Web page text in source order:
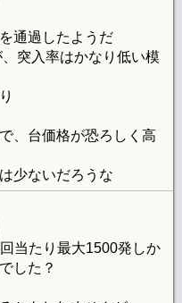
通過したようだ
突入率はかなり低い模
、台価格が恐ろしく高
少ないだろうな
当たり最大1500発しか
した？